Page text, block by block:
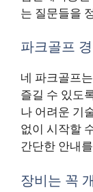
는 질문들을
파크골프
네 파크골프
즐길 수 있도
나 어려운 기
없이 시작할
간단한 안내
장비는 꼭